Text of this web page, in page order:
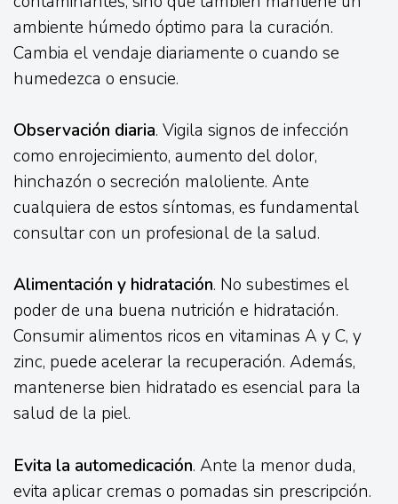
ambiente húmedo óptimo para la curación.
Cambia el vendaje diariamente o cuando se
humedezca o ensucie.
Observación diaria. Vigila signos de infección
como enrojecimiento, aumento del dolor,
hinchazón o secreción maloliente. Ante
cualquiera de estos síntomas, es fundamental
consultar con un profesional de la salud.
Alimentación y hidratación. No subestimes el
poder de una buena nutrición e hidratación.
Consumir alimentos ricos en vitaminas A y C, y
zinc, puede acelerar la recuperación. Además,
mantenerse bien hidratado es esencial para la
salud de la piel.
Evita la automedicación. Ante la menor duda,
evita aplicar cremas o pomadas sin prescripción.